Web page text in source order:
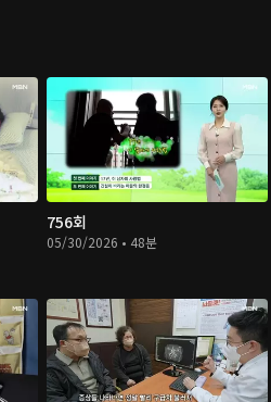
756회
05/30/2026 • 48분